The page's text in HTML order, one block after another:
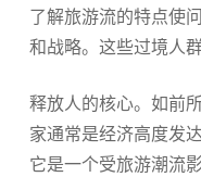
了解旅游流的特点使
和战略。这些过境人
释放人的核心。如前
家通常是经济高度发
它是一个受旅游潮流